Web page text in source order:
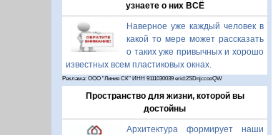
узнаете о них ВСЁ
Наверное уже каждый человек в
какой то мере может рассказать
о таких уже привычных и хорошо
известных всем пластиковых окнах.
Реклама: ООО "Линия СК" ИНН 9111030039 erid:2SDnjccooQW
Пространство для жизни, которой вы
достойны
Архитектура формирует наши